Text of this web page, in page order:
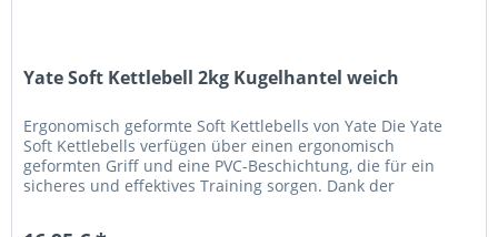
Yate Soft Kettlebell 2kg Kugelhantel weich
Ergonomisch geformte Soft Kettlebells von Yate Die Yate
Soft Kettlebells verfügen über einen ergonomisch
geformten Griff und eine PVC-Beschichtung, die für ein
sicheres und effektives Training sorgen. Dank der